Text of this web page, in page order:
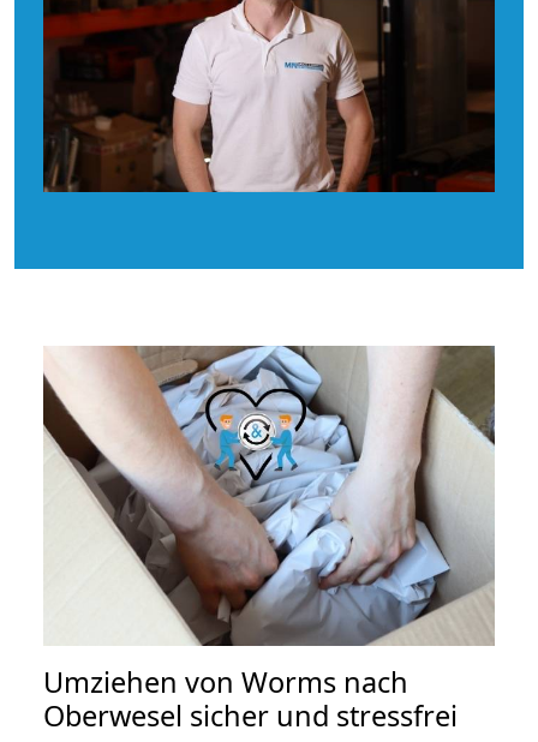
Umziehen von Worms nach
Oberwesel sicher und stressfrei